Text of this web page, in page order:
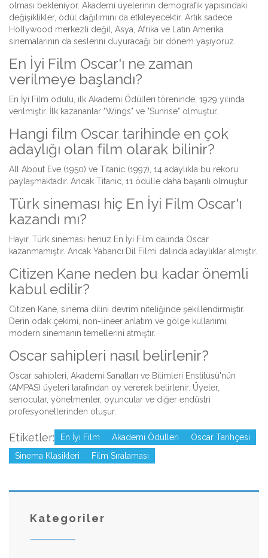
olması bekleniyor. Akademi üyelerinin demografik yapısındaki
değişiklikler, ödül dağılımını da etkileyecektir. Artık sadece
Hollywood merkezli değil, Asya, Afrika ve Latin Amerika
sinemalarının da seslerini duyuracağı bir dönem yaşıyoruz.
En İyi Film Oscar'ı ne zaman
verilmeye başlandı?
En İyi Film ödülü, ilk Akademi Ödülleri töreninde, 1929 yılında
verilmiştir. İlk kazananlar "Wings" ve "Sunrise" olmuştur.
Hangi film Oscar tarihinde en çok
adaylığı olan film olarak bilinir?
All About Eve (1950) ve Titanic (1997), 14 adaylıkla bu rekoru
paylaşmaktadır. Ancak Titanic, 11 ödülle daha başarılı olmuştur.
Türk sineması hiç En İyi Film Oscar'ı
kazandı mı?
Hayır, Türk sineması henüz En İyi Film dalında Oscar
kazanmamıştır. Ancak Yabancı Dil Filmi dalında adaylıklar almıştır.
Citizen Kane neden bu kadar önemli
kabul edilir?
Citizen Kane, sinema dilini devrim niteliğinde şekillendirmiştir.
Derin odak çekimi, non-lineer anlatım ve gölge kullanımı,
modern sinemanın temellerini atmıştır.
Oscar sahipleri nasıl belirlenir?
Oscar sahipleri, Akademi Sanatları ve Bilimleri Enstitüsü'nün
(AMPAS) üyeleri tarafından oy vererek belirlenir. Üyeler,
senocular, yönetmenler, oyuncular ve diğer endüstri
profesyonellerinden oluşur.
Etiketler: En İyi Film Akademi Ödülleri
Oscar Tarihçesi
Sinema Klasikleri
Film Sıralaması
Kategoriler